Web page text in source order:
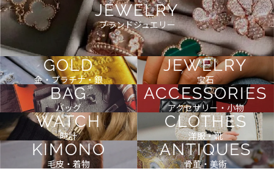
JEWELRY
ブランドジュエリー
GOLD
金・プラチナ・銀
JEWELRY
宝石
BAG
バッグ
ACCESSORIES
アクセサリー・小物
WATCH
時計
CLOTHES
洋服・靴
KIMONO
毛皮・着物
ANTIQUES
骨董・美術